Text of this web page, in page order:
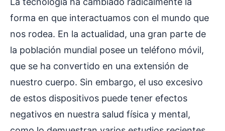
forma en que interactuamos con el mundo que
nos rodea. En la actualidad, una gran parte de
la población mundial posee un teléfono móvil,
que se ha convertido en una extensión de
nuestro cuerpo. Sin embargo, el uso excesivo
de estos dispositivos puede tener efectos
negativos en nuestra salud física y mental,